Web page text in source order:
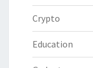
Crypto
Education